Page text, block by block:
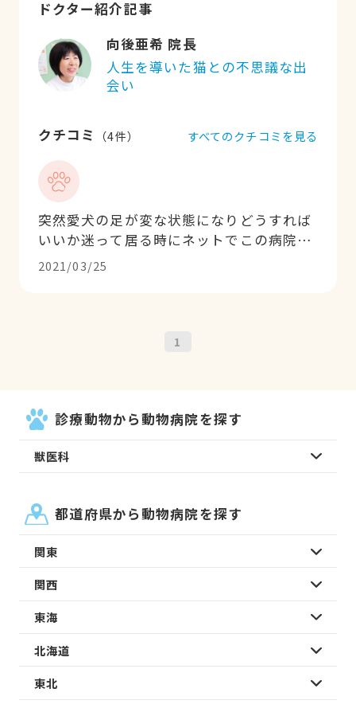
ドクター紹介記事
向後亜希 院長
人生を導いた猫との不思議な出
会い
クチコミ （4件）
突然愛犬の足が変な状態になりどうすれば
いいか迷って居る時にネットでこの病院知
り急いで予約して見て貰いました‥今でゎ
元気に走り回りジャンプしたりと元気にし
2021/03/25
すべてのクチコミを見る
1
診療動物から動物病院を探す
獣医科
都道府県から動物病院を探す
関東
関西
東海
北海道
東北